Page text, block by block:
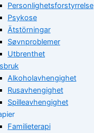
Personlighetsforstyrrelse
Psykose
Ätstörningar
Søvnproblemer
Utbrenthet
Alkoholavhengighet
Rusavhengighet
Spilleavhengighet
Familieterapi